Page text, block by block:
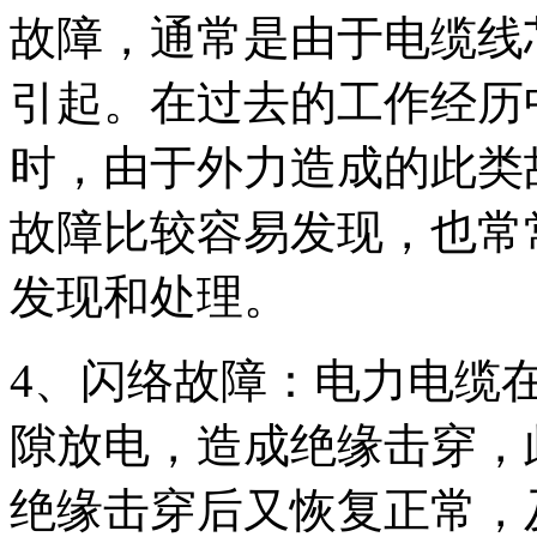
故障，通常是由于电缆
引起。在过去的工作经
时，由于外力造成的此
故障比较容易发现，也
发现和处理。
4、闪络故障：电力电缆
隙放电，造成绝缘击穿
绝缘击穿后又恢复正常